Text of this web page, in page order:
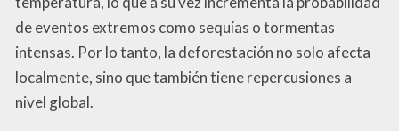
de eventos extremos como sequías o tormentas
intensas. Por lo tanto, la deforestación no solo afecta
localmente, sino que también tiene repercusiones a
nivel global.